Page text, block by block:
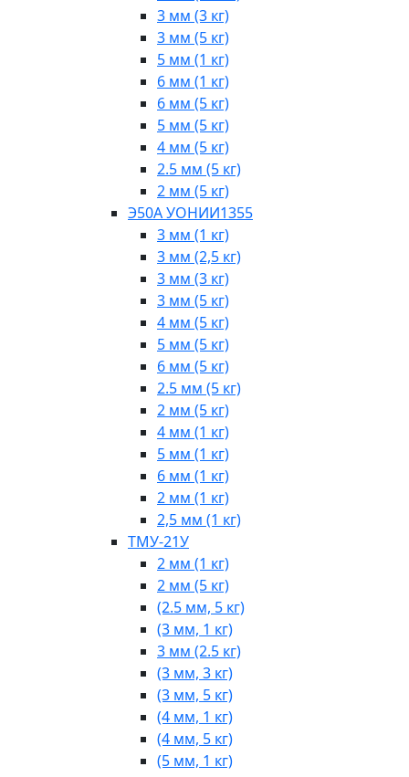
3 мм (3 кг)
3 мм (5 кг)
5 мм (1 кг)
6 мм (1 кг)
6 мм (5 кг)
5 мм (5 кг)
4 мм (5 кг)
2.5 мм (5 кг)
2 мм (5 кг)
Э50А УОНИИ1355
3 мм (1 кг)
3 мм (2,5 кг)
3 мм (3 кг)
3 мм (5 кг)
4 мм (5 кг)
5 мм (5 кг)
6 мм (5 кг)
2.5 мм (5 кг)
2 мм (5 кг)
4 мм (1 кг)
5 мм (1 кг)
6 мм (1 кг)
2 мм (1 кг)
2,5 мм (1 кг)
ТМУ-21У
2 мм (1 кг)
2 мм (5 кг)
(2.5 мм, 5 кг)
(3 мм, 1 кг)
3 мм (2.5 кг)
(3 мм, 3 кг)
(3 мм, 5 кг)
(4 мм, 1 кг)
(4 мм, 5 кг)
(5 мм, 1 кг)